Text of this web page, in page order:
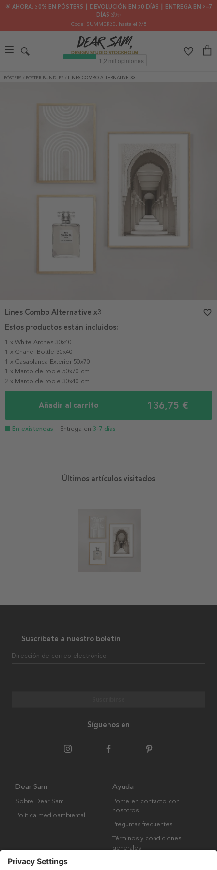
🌟 AHORA: 30% EN PÓSTERS ┃ DEVOLUCIÓN EN 30 DÍAS ┃ ENTREGA EN 2–7
DÍAS 📦✨
Code: SUMMER30, hasta el 9/8
PÓSTERS / POSTER BUNDLES / LINES COMBO ALTERNATIVE X3
Estos productos están incluidos:
1 x White Arches 30x40
1 x Chanel Bottle 30x40
1 x Casablanca Exterior 50x70
1 x Marco de roble 50x70 cm
2 x Marco de roble 30x40 cm
Añadir al carrito 136,75 €
En existencias - Entrega en 3-7 días
Lines Combo Alternative x3 favorite_border
Últimos artículos visitados
Suscríbete a nuestro boletín
Dirección de correo electrónico
Síguenos en
Dear Sam
Sobre Dear Sam
Política medioambiental
Ayuda
Ponte en contacto con
nosotros
Preguntas frecuentes
Términos y condiciones
generales